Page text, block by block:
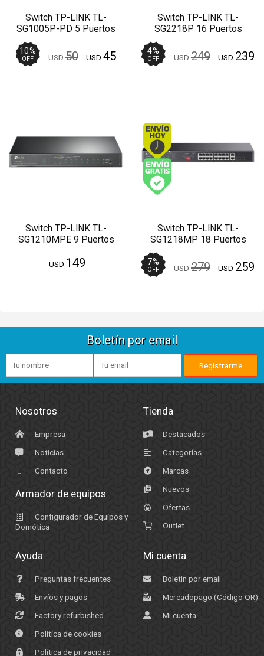
Switch TP-LINK TL-
SG1005P-PD 5 Puertos
Gigabit POE+ Carcasa
Metálica
10%
OFF USD50 USD 45
Switch TP-LINK TL-
SG2218P 16 Puertos
Gigabit POE + 2 SFP Omada
4%
OFF USD249 USD 239
Switch TP-LINK TL-
SG1210MPE 9 Puertos
Administrable
USD 149
Switch TP-LINK TL-
SG1218MP 18 Puertos
Gigabit 16 PoE 2 SFP
7%
OFF USD279 USD 259
Boletín por email
Nosotros
Empresa
Noticias
Contacto
Armador de equipos
Configurador de Equipos y
Domótica
Tienda
Destacados
Categorías
Marcas
Nuevos
Ofertas
Outlet
Ayuda
Preguntas frecuentes
Envíos y pagos
Factory refurbished
Política de cookies
Política de privacidad
Mi cuenta
Boletín por email
Mercadopago (Código QR)
Mi cuenta